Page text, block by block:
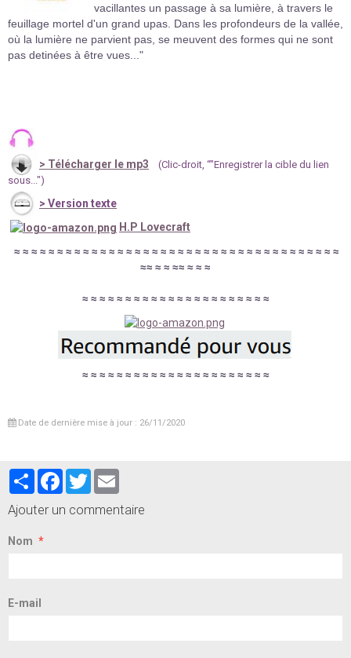
vacillantes un passage à sa lumière, à travers le
feuillage mortel d'un grand upas. Dans les profondeurs de la vallée,
où la lumière ne parvient pas, se meuvent des formes qui ne sont
pas detinées à être vues..."
> Télécharger le mp3
(Clic-droit, “"Enregistrer la cible du lien
sous...")
> Version texte
H.P Lovecraft
≈ ≈ ≈ ≈ ≈ ≈ ≈ ≈ ≈ ≈ ≈ ≈ ≈ ≈ ≈ ≈ ≈ ≈ ≈ ≈ ≈ ≈ ≈ ≈ ≈ ≈ ≈ ≈ ≈ ≈ ≈ ≈ ≈ ≈ ≈ ≈ ≈ ≈
≈≈ ≈ ≈ ≈≈ ≈ ≈ ≈
≈ ≈ ≈ ≈ ≈ ≈ ≈ ≈ ≈ ≈ ≈ ≈ ≈ ≈ ≈ ≈ ≈ ≈ ≈ ≈ ≈ ≈
≈ ≈ ≈ ≈ ≈ ≈ ≈ ≈ ≈ ≈ ≈ ≈ ≈ ≈ ≈ ≈ ≈ ≈ ≈ ≈ ≈ ≈
Date de dernière mise à jour : 26/11/2020
PartagerFacebook
Twitter
Ajouter un commentaire
Nom
E-mail